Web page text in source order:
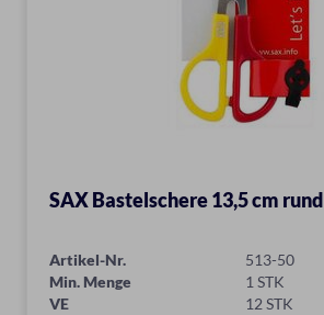
SAX Bastelschere 13,5 cm rund
Artikel-Nr.
513-50
Min. Menge
1 STK
VE
12 STK